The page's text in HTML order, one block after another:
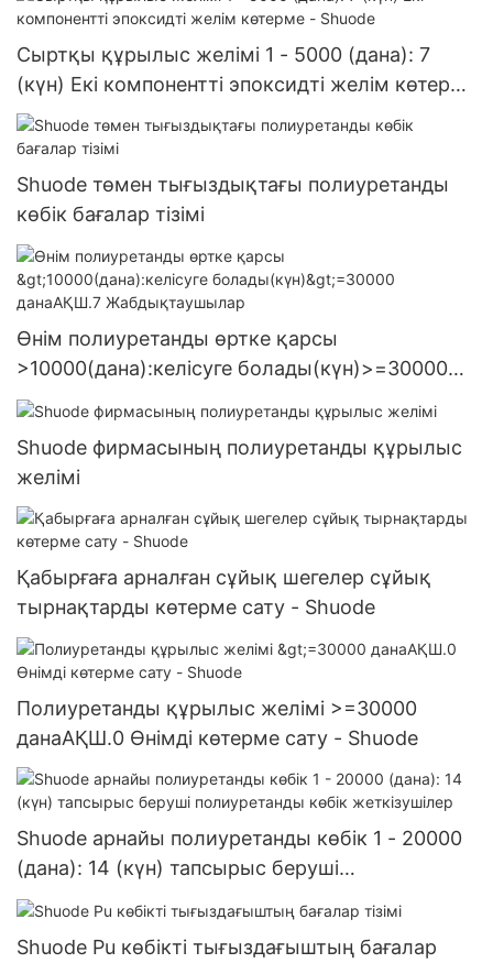
Сыртқы құрылыс желімі 1 - 5000 (дана): 7
(күн) Екі компонентті эпоксидті желім көтерме
- Shuode
Shuode төмен тығыздықтағы полиуретанды
көбік бағалар тізімі
Өнім полиуретанды өртке қарсы
>10000(дана):келісуге болады(күн)>=30000
данаАҚШ.7 Жабдықтаушылар
Shuode фирмасының полиуретанды құрылыс
желімі
Қабырғаға арналған сұйық шегелер сұйық
тырнақтарды көтерме сату - Shuode
Полиуретанды құрылыс желімі >=30000
данаАҚШ.0 Өнімді көтерме сату - Shuode
Shuode арнайы полиуретанды көбік 1 - 20000
(дана): 14 (күн) тапсырыс беруші
полиуретанды көбік жеткізушілер
Shuode Pu көбікті тығыздағыштың бағалар